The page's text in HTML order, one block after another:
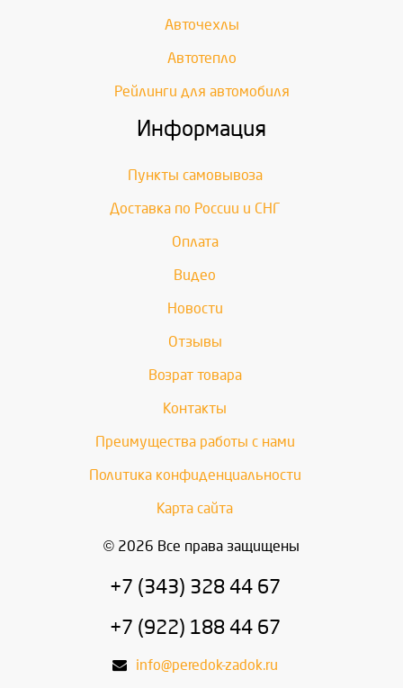
Авточехлы
Автотепло
Рейлинги для автомобиля
Информация
Пункты самовывоза
Доставка по России и СНГ
Оплата
Видео
Новости
Отзывы
Возрат товара
Контакты
Преимущества работы с нами
Политика конфиденциальности
Карта сайта
© 2026 Все права защищены
+7 (343) 328 44 67
+7 (922) 188 44 67
info@peredok-zadok.ru